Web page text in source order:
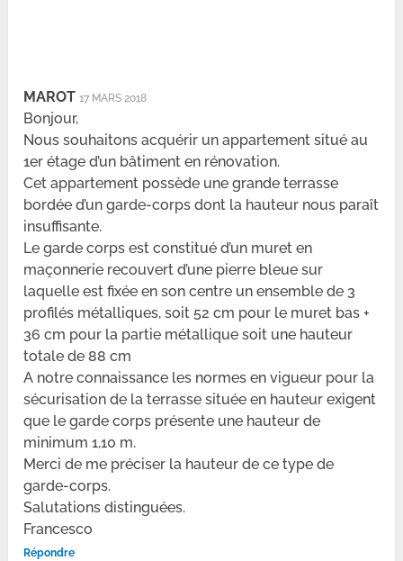
MAROT 17 MARS 2018
Bonjour,
Nous souhaitons acquérir un appartement situé au
1er étage d’un bâtiment en rénovation.
Cet appartement possède une grande terrasse
bordée d’un garde-corps dont la hauteur nous paraît
insuffisante.
Le garde corps est constitué d’un muret en
maçonnerie recouvert d’une pierre bleue sur
laquelle est fixée en son centre un ensemble de 3
profilés métalliques, soit 52 cm pour le muret bas +
36 cm pour la partie métallique soit une hauteur
totale de 88 cm
A notre connaissance les normes en vigueur pour la
sécurisation de la terrasse située en hauteur exigent
que le garde corps présente une hauteur de
minimum 1,10 m.
Merci de me préciser la hauteur de ce type de
garde-corps.
Salutations distinguées.
Francesco
Répondre